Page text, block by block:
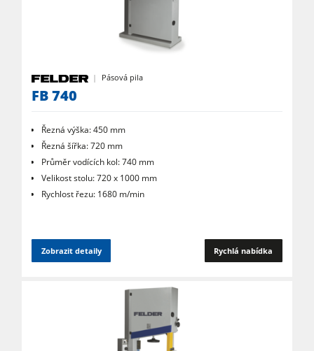
Pásová pila
FB 740
Řezná výška: 450 mm
Řezná šířka: 720 mm
Průměr vodících kol: 740 mm
Velikost stolu: 720 x 1000 mm
Rychlost řezu: 1680 m/min
Zobrazit detaily Rychlá nabídka